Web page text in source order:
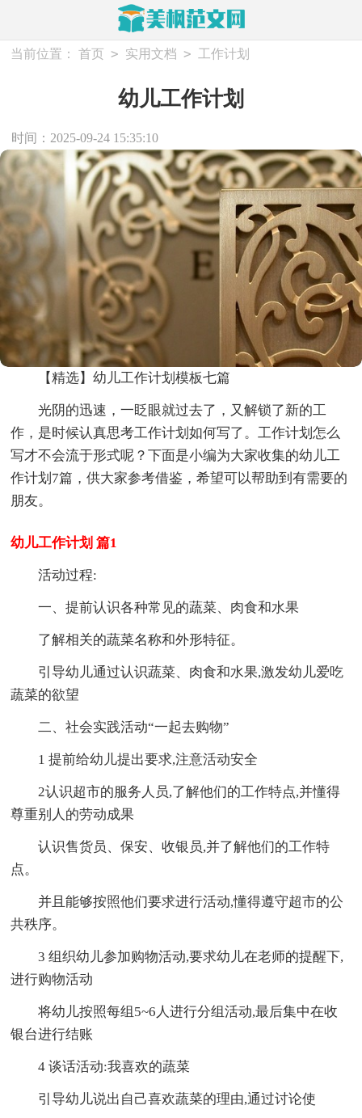
当前位置： 首页 > 实用文档 > 工作计划
幼儿工作计划
时间：2025-09-24 15:35:10
【精选】幼儿工作计划模板七篇
光阴的迅速，一眨眼就过去了，又解锁了新的工
作，是时候认真思考工作计划如何写了。工作计划怎么
写才不会流于形式呢？下面是小编为大家收集的幼儿工
作计划7篇，供大家参考借鉴，希望可以帮助到有需要的
朋友。
幼儿工作计划 篇1
活动过程:
一、提前认识各种常见的蔬菜、肉食和水果
了解相关的蔬菜名称和外形特征。
引导幼儿通过认识蔬菜、肉食和水果,激发幼儿爱吃
蔬菜的欲望
二、社会实践活动“一起去购物”
1 提前给幼儿提出要求,注意活动安全
2认识超市的服务人员,了解他们的工作特点,并懂得
尊重别人的劳动成果
认识售货员、保安、收银员,并了解他们的工作特
点。
并且能够按照他们要求进行活动,懂得遵守超市的公
共秩序。
3 组织幼儿参加购物活动,要求幼儿在老师的提醒下,
进行购物活动
将幼儿按照每组5~6人进行分组活动,最后集中在收
银台进行结账
4 谈话活动:我喜欢的蔬菜
引导幼儿说出自己喜欢蔬菜的理由,通过讨论使